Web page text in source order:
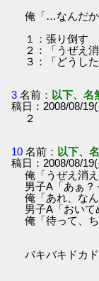
俺「…なんだか
１：張り倒す
２：「うぜえ消
３：「どうし
3 名前： 以下、名
稿日：2008/08/
２
10 名前： 以下、
稿日：2008/08/
俺「うぜえ消え
男子A「あぁ？
俺「あれ、な
男子A「おいて
俺「待って、
バキバキドカ